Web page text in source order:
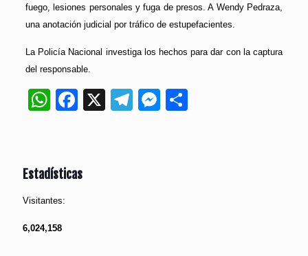
fuego, lesiones personales y fuga de presos. A Wendy Pedraza,
una anotación judicial por tráfico de estupefacientes.
La Policía Nacional investiga los hechos para dar con la captura
del responsable.
WhatsApp
Facebook
X Telegram
Messenger
Estadísticas
Visitantes:
6,024,158